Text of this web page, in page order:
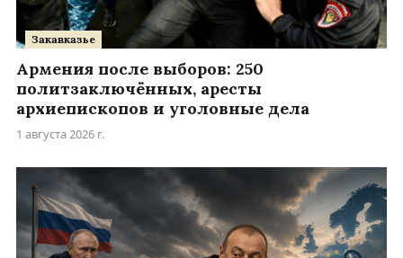
Закавказье
Армения после выборов: 250
политзаключённых, аресты
архиепископов и уголовные дела
1 августа 2026 г.